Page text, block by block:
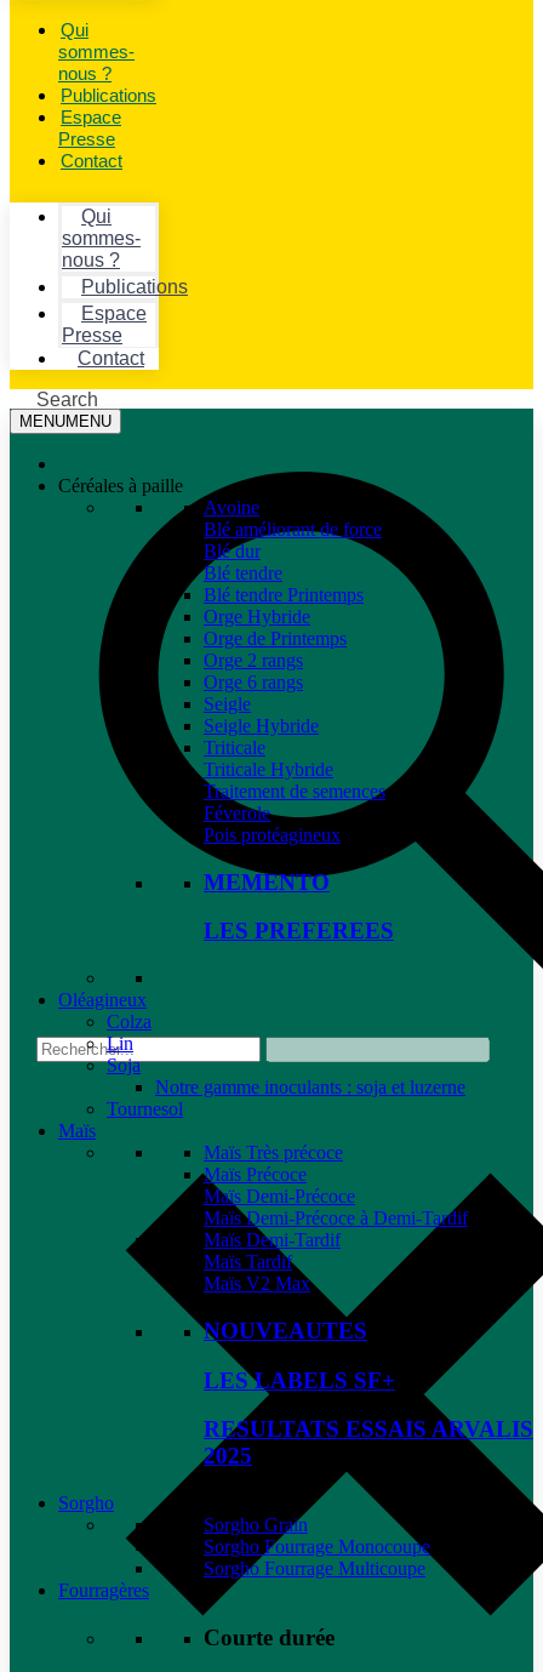
Qui
sommes-
nous ?
Publications
Espace
Presse
Contact
Qui
sommes-
nous ?
Publications
Espace
Presse
Contact
Search
MENUMENU
Céréales à paille
Avoine
Blé améliorant de force
Blé dur
Blé tendre
Blé tendre Printemps
Orge Hybride
Orge de Printemps
Orge 2 rangs
Orge 6 rangs
Seigle
Seigle Hybride
Triticale
Triticale Hybride
Traitement de semences
Féverole
Pois protéagineux
MEMENTO
LES PREFEREES
Oléagineux
Colza
Lin
Soja
Notre gamme inoculants : soja et luzerne
Tournesol
Maïs
Maïs Très précoce
Maïs Précoce
Maïs Demi-Précoce
Maïs Demi-Précoce à Demi-Tardif
Maïs Demi-Tardif
Maïs Tardif
Maïs V2 Max
NOUVEAUTES
LES LABELS SF+
RESULTATS ESSAIS ARVALIS
2025
Sorgho
Sorgho Grain
Sorgho Fourrage Monocoupe
Sorgho Fourrage Multicoupe
Fourragères
Courte durée